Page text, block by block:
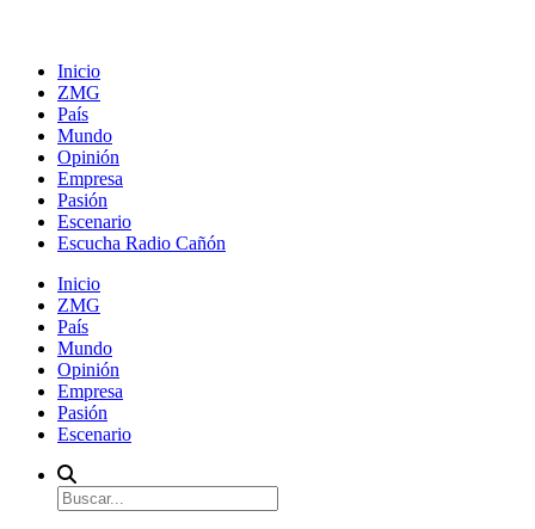
Inicio
ZMG
País
Mundo
Opinión
Empresa
Pasión
Escenario
Escucha Radio Cañón
Inicio
ZMG
País
Mundo
Opinión
Empresa
Pasión
Escenario